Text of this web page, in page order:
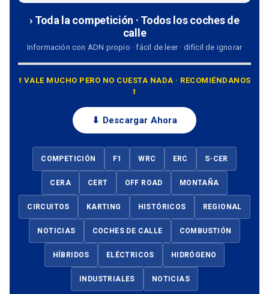
› Toda la competición · Todos los coches de
calle
Información con ADN propio · fácil de leer · difícil de ignorar
⭡ VALE MUCHO PERO NO CUESTA NADA · RECOMIÉNDANOS
⭡
⬇ Descargar Ahora
COMPETICIÓN F1 WRC ERC S-CER
CERA CERT OFF ROAD MONTAÑA
CIRCUITOS KARTING HISTÓRICOS REGIONAL
NOTICIAS COCHES DE CALLE COMBUSTIÓN
HÍBRIDOS ELÉCTRICOS HIDRÓGENO
INDUSTRIALES NOTICIAS